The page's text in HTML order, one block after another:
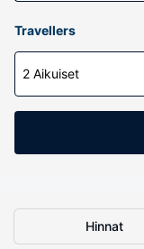
Travellers
2 Aikuiset
Hinnat